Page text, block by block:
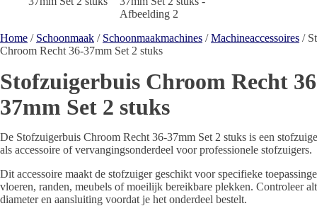
Home / Schoonmaak / Schoonmaakmachines /Machineaccessoires /
Chroom Recht 36-37mm Set 2 stuks
Stofzuigerbuis Chroom Recht
37mm Set 2 stuks
De Stofzuigerbuis Chroom Recht 36-37mm Set 2 stuks is een
als accessoire of vervangingsonderdeel voor professionele stofzuigers.
Dit accessoire maakt de stofzuiger geschikt voor specifieke
vloeren, randen, meubels of moeilijk bereikbare plekken. Controleer
diameter en aansluiting voordat je het onderdeel bestelt.